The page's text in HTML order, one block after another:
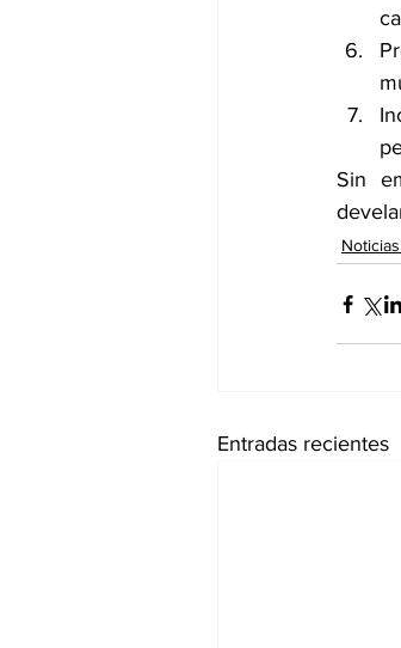
Sin
Entradas recientes